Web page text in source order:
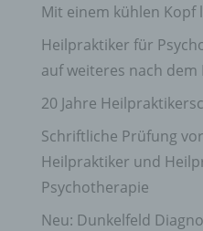
Mit einem kühlen Kopf
Heilpraktiker für
auf weiteres nach dem
20 Jahre
Schriftliche Prüfung
Heilpraktiker und
Psychotherapie
Neu: Dunkelfeld